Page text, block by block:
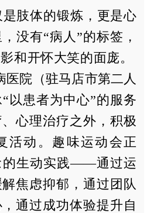
肢体的锻炼，更是心
没有“病人”的标签，
和开怀大笑的面庞。
医院（驻马店市第二人
以患者为中心”的服务
心理治疗之外，积极
活动。趣味运动会正
的生动实践——通过运
焦虑抑郁，通过团队
通过成功体验提升自